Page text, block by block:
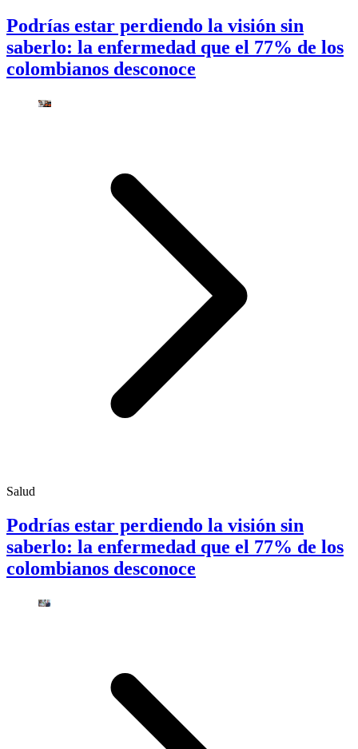
Podrías estar perdiendo la visión sin
saberlo: la enfermedad que el 77% de los
colombianos desconoce
Salud
Podrías estar perdiendo la visión sin
saberlo: la enfermedad que el 77% de los
colombianos desconoce